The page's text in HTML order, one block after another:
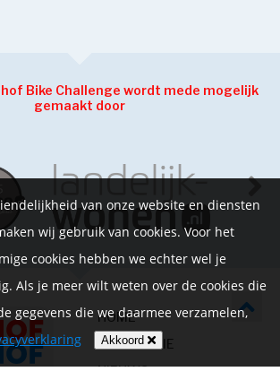
Bike Challenge wordt mede mogelijk
gemaakt door
HOME
INFORMATIE
NIEUWS
van onze website en diensten
wij gebruik van cookies. Voor het
cookies hebben we echter wel je
Als je meer wilt weten over de cookies die
gegevens die we daarmee verzamelen,
Akkoord